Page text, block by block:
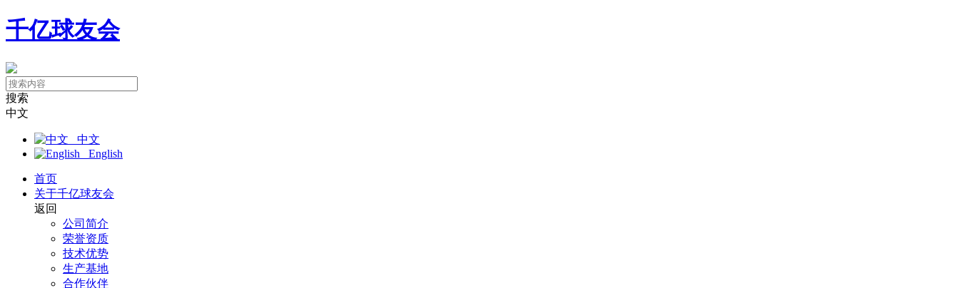
千亿球友会
搜索
中文
中文
English
首页
关于千亿球友会
返回
公司简介
荣誉资质
技术优势
生产基地
合作伙伴